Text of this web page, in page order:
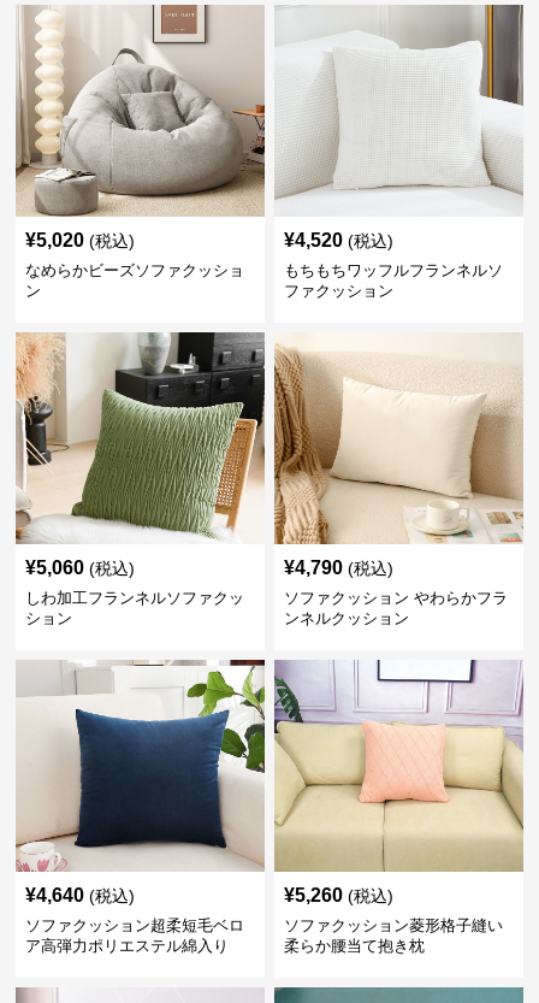
¥5,020 (税込)
なめらかビーズソファクッショ
ン
¥4,520 (税込)
もちもちワッフルフランネルソ
ファクッション
¥5,060 (税込)
しわ加工フランネルソファクッ
ション
¥4,790 (税込)
ソファクッション やわらかフラ
ンネルクッション
¥4,640 (税込)
ソファクッション超柔短毛ベロ
ア高弾力ポリエステル綿入り
¥5,260 (税込)
ソファクッション菱形格子縫い
柔らか腰当て抱き枕